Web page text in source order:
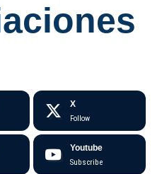
X
Follow
Youtube
Subscribe